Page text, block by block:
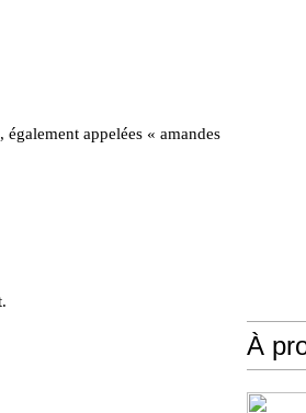
appelées « amandes
À